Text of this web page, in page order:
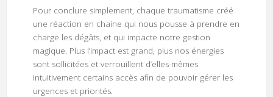
Pour conclure simplement, chaque traumatisme créé
une réaction en chaine qui nous pousse à prendre en
charge les dégâts, et qui impacte notre gestion
magique. Plus l’impact est grand, plus nos énergies
sont sollicitées et verrouillent d’elles-mêmes
intuitivement certains accès afin de pouvoir gérer les
urgences et priorités.